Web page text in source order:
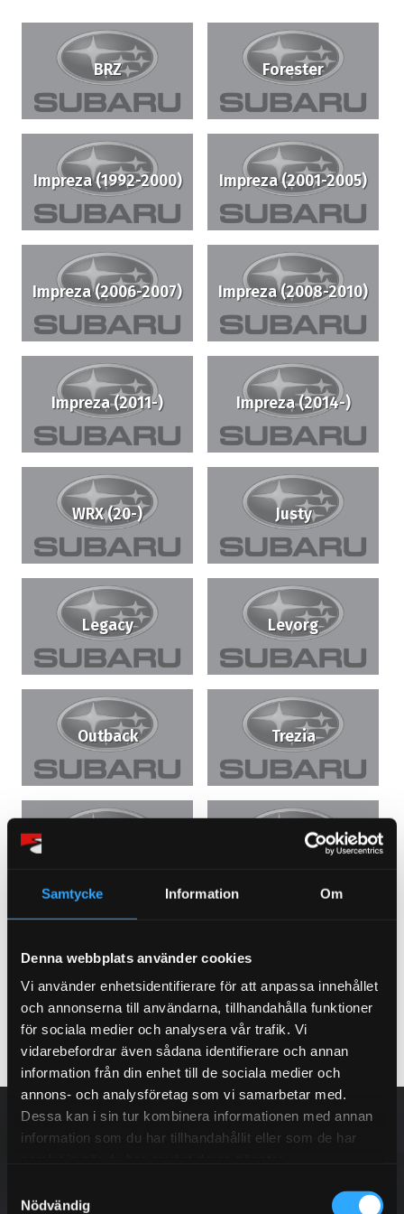
Samtycke Information Om
Denna webbplats använder cookies
Vi använder enhetsidentifierare för att anpassa innehållet
och annonserna till användarna, tillhandahålla funktioner
för sociala medier och analysera vår trafik. Vi
vidarebefordrar även sådana identifierare och annan
information från din enhet till de sociala medier och
annons- och analysföretag som vi samarbetar med.
Dessa kan i sin tur kombinera informationen med annan
information som du har tillhandahållit eller som de har
Nödvändig
BRZ Forester
Impreza (1992-2000) Impreza (2001-2005)
Impreza (2006-2007) Impreza (2008-2010)
Impreza (2011-) Impreza (2014-)
WRX (20-) Justy
Legacy Levorg
Outback Trezia
XV (12-)
XV (17-)
NYHETSBREV